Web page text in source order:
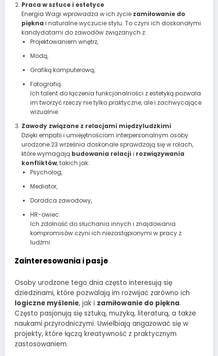
Praca w sztuce i estetyce
Energia Wagi wprowadza w ich życie zamiłowanie do
piękna i naturalne wyczucie stylu. To czyni ich doskonałymi
kandydatami do zawodów związanych z:
Projektowaniem wnętrz,
Modą,
Grafiką komputerową,
Fotografią.
Ich talent do łączenia funkcjonalności z estetyką pozwala
im tworzyć rzeczy nie tylko praktyczne, ale i zachwycające
wizualnie.
Zawody związane z relacjami międzyludzkimi
Dzięki empatii i umiejętnościom interpersonalnym osoby
urodzone 23 września doskonale sprawdzają się w rolach,
które wymagają budowania relacji i rozwiązywania
konfliktów, takich jak:
Psycholog,
Mediator,
Doradca zawodowy,
HR-owiec.
Ich zdolność do słuchania innych i znajdowania
kompromisów czyni ich niezastąpionymi w pracy z
ludźmi.
Zainteresowania i pasje
Osoby urodzone tego dnia często interesują się
dziedzinami, które pozwalają im rozwijać zarówno ich
logiczne myślenie, jak i zamiłowanie do piękna.
Często pasjonują się sztuką, muzyką, literaturą, a także
naukami przyrodniczymi. Uwielbiają angażować się w
projekty, które łączą kreatywność z praktycznym
zastosowaniem.